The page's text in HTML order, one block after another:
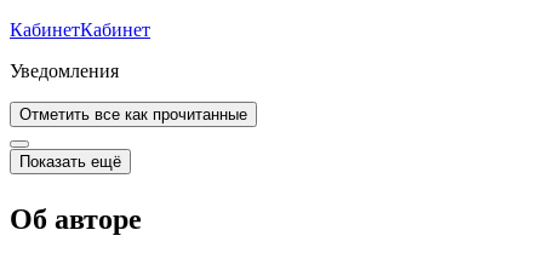
КабинетКабинет
Уведомления
Отметить все как прочитанные
Показать ещё
Об авторе